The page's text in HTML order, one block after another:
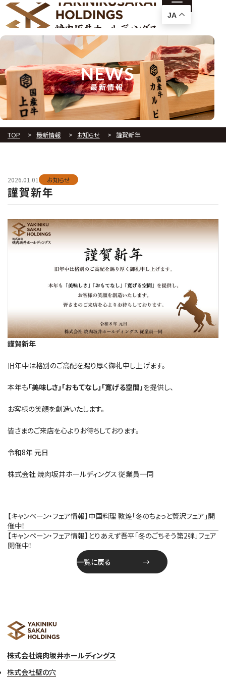
最新情報
NEWS
TOP 最新情報 お知らせ 謹賀新年
2026.01.01 お知らせ
謹賀新年
謹賀新年
旧年中は格別のご高配を賜り厚く御礼申し上げます。
本年も「美味しさ」「おもてなし」「寛げる空間」を提供し、
お客様の笑顔を創造いたします。
皆さまのご来店を心よりお待ちしております。
令和8年 元日
株式会社 焼肉坂井ホールディングス 従業員一同
投
稿
ナ
ビ
【キャンペーン・フェア情報】中国料理 敦煌「冬のちょっと贅沢フェア」開
催中！
【キャンペーン・フェア情報】とりあえず吾平「冬のごちそう第2弾」フェア
開催中！
一覧に戻る
株式会社焼肉坂井ホールディングス
株式会社壁の穴
JA